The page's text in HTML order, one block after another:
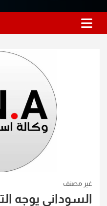
غير مصنف
السوداني يوجه